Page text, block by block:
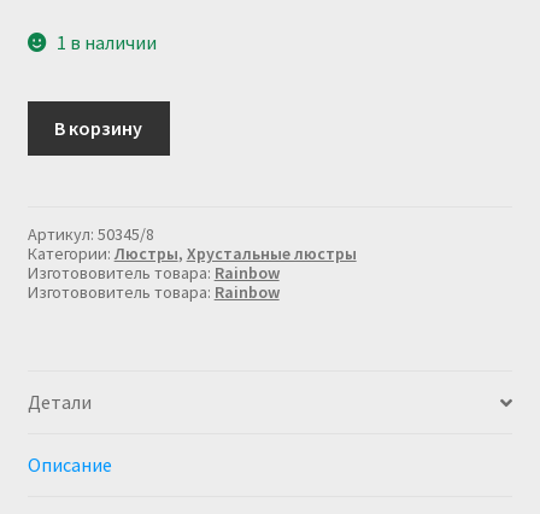
1 в наличии
товара
Люстра
подвеской
в
сером
цвете
В корзину
Артикул: 50345/8
Категории: Люстры, Хрустальные люстры
Изготововитель товара: Rainbow
Изготововитель товара: Rainbow
Детали
Описание